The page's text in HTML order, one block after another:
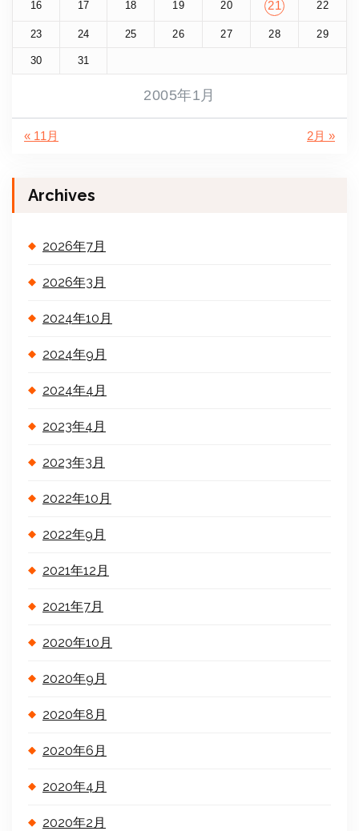
2005年1月
16 17 18 19 20 21 22
23 24 25 26 27 28 29
30 31
« 11月 2月 »
Archives
2026年7月
2026年3月
2024年10月
2024年9月
2024年4月
2023年4月
2023年3月
2022年10月
2022年9月
2021年12月
2021年7月
2020年10月
2020年9月
2020年8月
2020年6月
2020年4月
2020年2月